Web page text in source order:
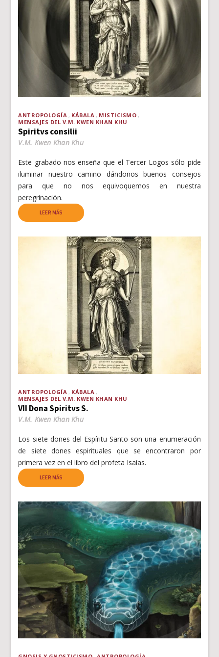
ANTROPOLOGÍA KÁBALA
MISTICISMO
MENSAJES DEL V.M. KWEN KHAN KHU
Spiritvs consilii
V.M. Kwen Khan Khu
Este grabado nos enseña que el Tercer Logos sólo pide
iluminar nuestro camino dándonos buenos consejos
para que no nos equivoquemos en nuestra
peregrinación.
LEER MÁS
ANTROPOLOGÍA
KÁBALA
MENSAJES DEL V.M. KWEN KHAN KHU
VII Dona Spiritvs S.
V.M. Kwen Khan Khu
Los siete dones del Espíritu Santo son una enumeración
de siete dones espirituales que se encontraron por
primera vez en el libro del profeta Isaías.
LEER MÁS